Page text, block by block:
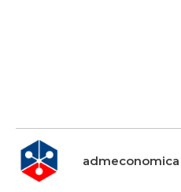
admeconomica